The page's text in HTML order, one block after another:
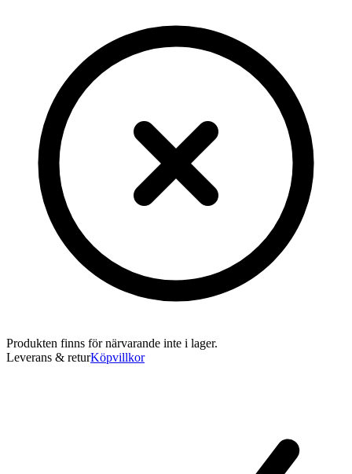
Produkten finns för närvarande inte i lager.
Leverans & returKöpvillkor